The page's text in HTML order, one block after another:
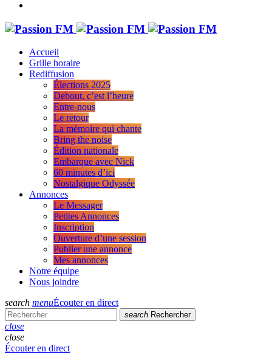
Accueil
Grille horaire
Rediffusion
Élections 2025
Debout, c’est l’heure
Entre-nous
Le retour
La mémoire qui chante
Bring the noise
Édition nationale
Embarque avec Nick
60 minutes d’ici
Nostalgique Odyssée
Annonces
Le Messager
Petites Annonces
Inscription
Ouverture d’une session
Publier une annonce
Mes annonces
Notre équipe
Nous joindre
search menuÉcouter en direct
search Rechercher
close
close
Écouter en direct